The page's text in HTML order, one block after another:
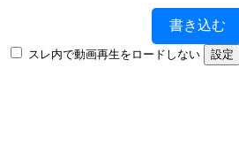
書き込む
スレ内で動画再生をロードしない